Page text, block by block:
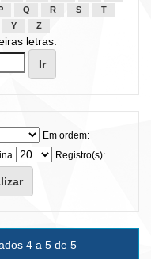
P Q R S
T
Y Z
letras:
Em ordem:
Registro(s):
4 a 5 de 5